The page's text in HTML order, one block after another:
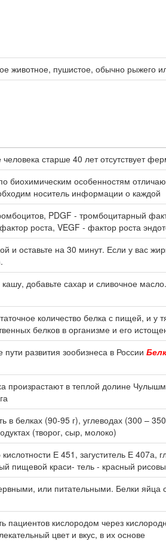
животное, пушистое, обычно рыжего
человека старше 40 лет отсутствует
биохимическим особенностям
носитель информации о каждой
PDGF - тромбоцитарный
роста, VEGF - фактор роста
и оставьте на 30 минут. Если у вас
добавьте сахар и сливочное масло.
количество белка с пищей, и у
белков в организме и его
развития зообизнеса в России
произрастают в теплой долине
в белках (90-95 г), углеводах (300 –
(творог, сыр, молоко)
Е 451, загуститель Е 407а,
пищевой краси- тель - красный
или питательными. Белки яйца
кислородом через
цвет и вкус, в их основе